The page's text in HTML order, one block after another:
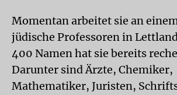
Momentan arbeitet sie an
jüdische Professoren in
400 Namen hat sie bereits
Darunter sind Ärzte, Chemiker,
Mathematiker, Juristen,